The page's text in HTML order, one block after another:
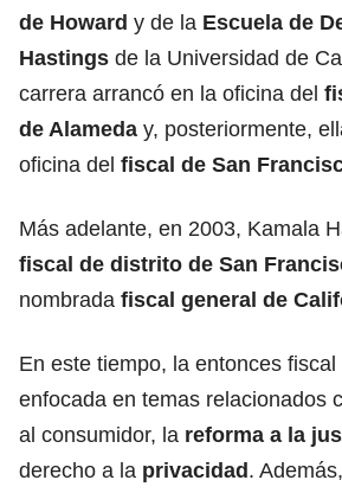
de Howard y de la Escuela de
Hastings de la Universidad de
carrera arrancó en la oficina del
de Alameda y, posteriormente,
oficina del fiscal de San
Más adelante, en 2003, Kamala
fiscal de distrito de San
nombrada fiscal general de
En este tiempo, la entonces
enfocada en temas relacionados
al consumidor, la reforma a la
derecho a la privacidad.